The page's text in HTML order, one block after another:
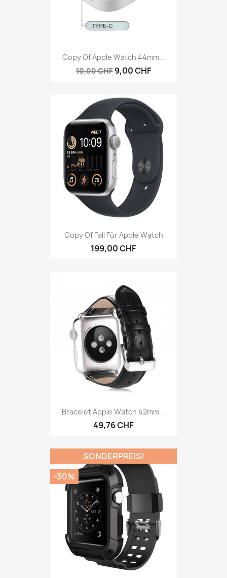
Copy Of Apple Watch 44mm...
10,00 CHF 9,00 CHF
Copy Of Fall Für Apple Watch
199,00 CHF
Bracelet Apple Watch 42mm...
49,76 CHF
SONDERPREIS!
-30%